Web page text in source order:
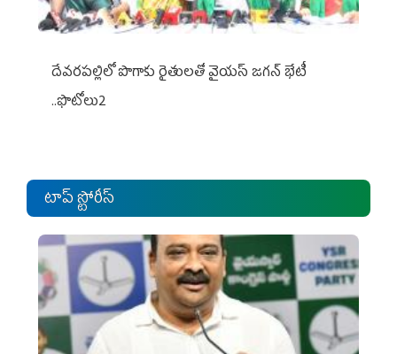
దేవరపల్లిలో పొగాకు రైతులతో వైయస్ జగన్ భేటీ
..ఫొటోలు2
టాప్ స్టోరీస్